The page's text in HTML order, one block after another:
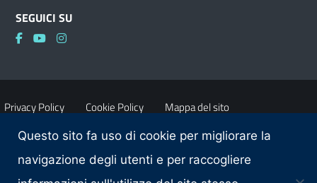
SEGUICI SU
Privacy Policy Cookie Policy Mappa del sito
Accessibilità Dichiarazione di accessibilità
Questo sito fa uso di cookie per migliorare la
navigazione degli utenti e per raccogliere